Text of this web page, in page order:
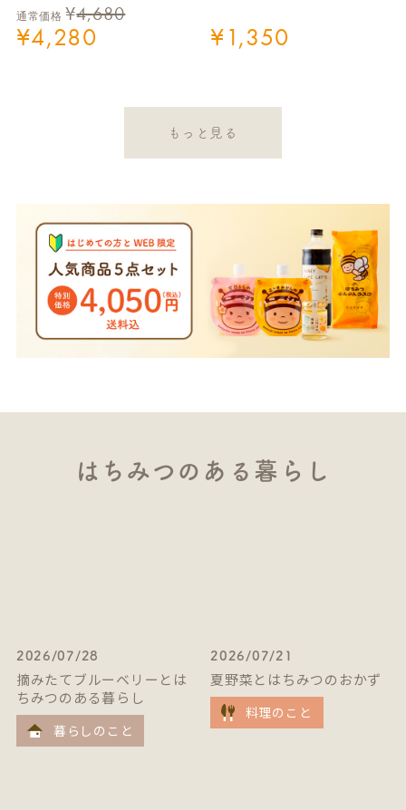
通常価格 ¥4,680
¥4,280 ¥1,350
もっと見る
はちみつのある暮らし
2026/07/28
摘みたてブルーベリーとは
ちみつのある暮らし
暮らしのこと
2026/07/21
夏野菜とはちみつのおかず
料理のこと